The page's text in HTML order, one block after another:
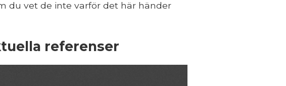
du vet de inte varför det här händer
referenser